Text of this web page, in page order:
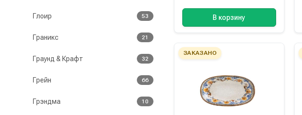
Глоир 53
Граникс 21
Граунд & Крафт 32
Грейн 66
Грэндма 10
В корзину
ЗАКАЗАНО